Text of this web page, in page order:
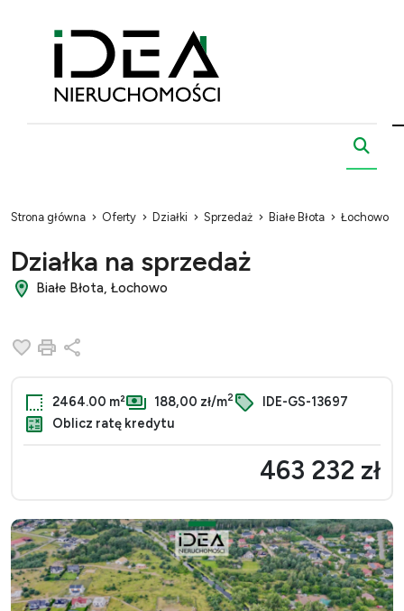
Strona główna Oferty Działki Sprzedaż Białe Błota Łochowo
Działka na sprzedaż
Białe Błota, Łochowo
Dodaj do ulubionych
Drukuj
2464.00 m² 188,00 zł/m2
IDE-GS-13697
Oblicz ratę kredytu
463 232 zł